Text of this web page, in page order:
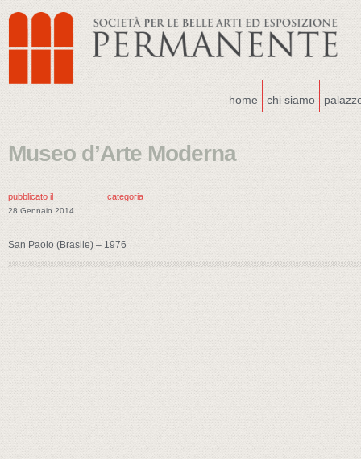
home chi siamo
Museo d’Arte Moderna
pubblicato il
28 Gennaio 2014
categoria
San Paolo (Brasile) – 1976